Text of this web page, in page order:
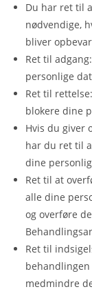
Du har ret til
nødvendige,
bliver
Ret til
personlige
Ret til
blokere dine
Hvis du giver
har du ret til
dine
Ret til at
alle dine
og overføre
Ret til
medmindre